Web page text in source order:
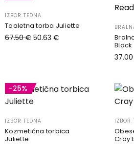
IZBOR TEDNA
Toaletna torba Juliette
67.50€ 50.63 €
Black
37.00
ima
-25%
IZBOR TEDNA
Kozmetična torbica
Juliette
IZBOR
Cray